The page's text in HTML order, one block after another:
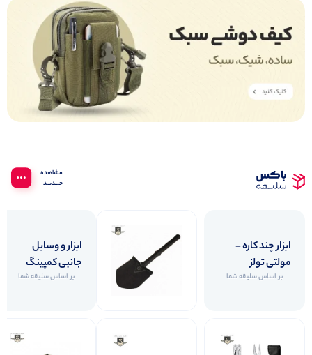
مشاهده‌
جـــدیــد
ابزار چند کاره -
مولتی تولز
بر اساس سلیقه شما
ابزار و وسایل
جانبی کمپینگ
بر اساس سلیقه شما